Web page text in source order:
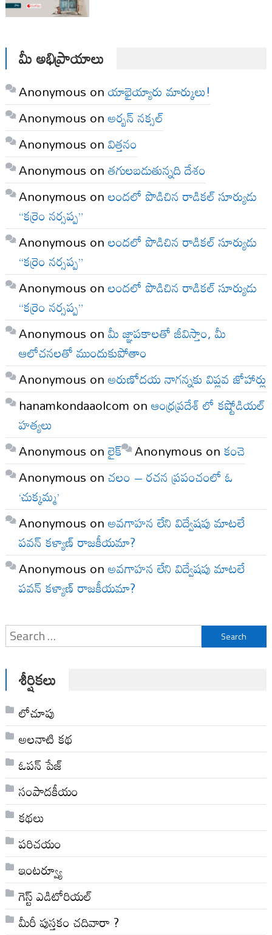
మీ అభిప్రాయాలు
Anonymous onయాభైయ్యారు మార్కులు!
Anonymous onఅర్బన్ నక్సల్
Anonymous onవిత్తనం
Anonymous onతగులబడుతున్నది దేశం
Anonymous onలందలో పొడిచిన రాడికల్ సూర్యుడు
“కర్రెం నర్సప్ప”
Anonymous onలందలో పొడిచిన రాడికల్ సూర్యుడు
“కర్రెం నర్సప్ప”
Anonymous onలందలో పొడిచిన రాడికల్ సూర్యుడు
“కర్రెం నర్సప్ప”
Anonymous onమీ జ్ఞాపకాలతో జీవిస్తాం, మీ
ఆలోచనలతో ముందుకుపోతాం
Anonymous onఅరుణోదయ నాగన్నకు విప్లవ జోహార్లు
hanamkondaaolcom onఆంధ్రప్రదేశ్ లో కష్టోడియల్
హత్యలు
Anonymous onలైక్ Anonymous onకంచె
Anonymous onచలం – రచన ప్రపంచంలో ఓ
‘చుక్కమ్మ’
Anonymous onఅవగాహన లేని విద్వేషపు మాటలే
పవన్ కళ్యాణ్ రాజకీయమా?
Anonymous onఅవగాహన లేని విద్వేషపు మాటలే
పవన్ కళ్యాణ్ రాజకీయమా?
Search
for:
శీర్షికలు
లోచూపు
అల‌నాటి క‌థ‌
ఓపన్ పేజ్
సంపాదకీయం
కథలు
పరిచయం
ఇంటర్వ్యూ
గెస్ట్ ఎడిటోరియల్
మీరీ పుస్తకం చదివారా ?